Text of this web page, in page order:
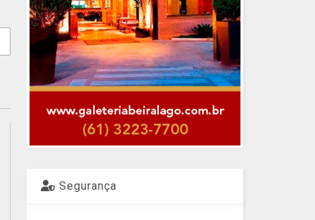
Segurança